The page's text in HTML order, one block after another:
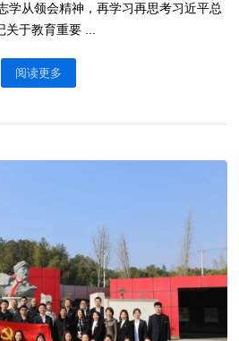
学从领会精神，再学习再思考习近平总
关于教育重要 ...
阅读更多